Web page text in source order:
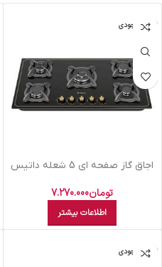
اتمام موجودی
اجاق گاز صفحه ای 5 شعله داتیس
تومان7.270.000
اطلاعات بیشتر
اتمام موجودی